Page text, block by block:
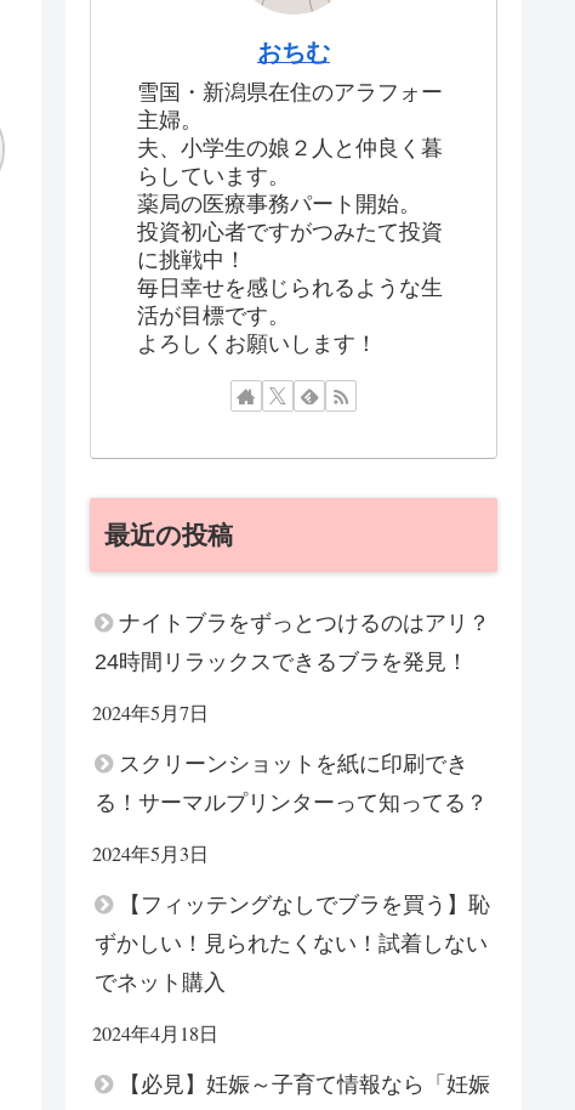
おちむ
雪国・新潟県在住のアラフォー
主婦。
夫、小学生の娘２人と仲良く暮
らしています。
薬局の医療事務パート開始。
投資初心者ですがつみたて投資
に挑戦中！
毎日幸せを感じられるような生
活が目標です。
よろしくお願いします！
最近の投稿
ナイトブラをずっとつけるのはアリ？
24時間リラックスできるブラを発見！
2024年5月7日
スクリーンショットを紙に印刷でき
る！サーマルプリンターって知ってる？
2024年5月3日
【フィッテングなしでブラを買う】恥
ずかしい！見られたくない！試着しない
でネット購入
2024年4月18日
【必見】妊娠～子育て情報なら「妊娠